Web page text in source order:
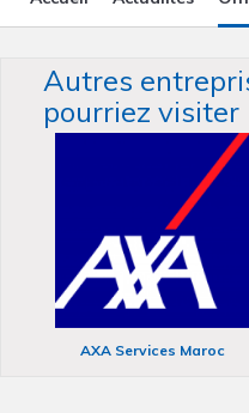
Autres entreprises que vous
pourriez visiter
AXA Services Maroc